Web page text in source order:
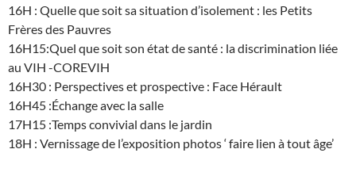
16H : Quelle que soit sa situation d’isolement : les Petits
Frères des Pauvres
16H15:Quel que soit son état de santé : la discrimination liée
au VIH -COREVIH
16H30 : Perspectives et prospective : Face Hérault
16H45 :Échange avec la salle
17H15 :Temps convivial dans le jardin
18H : Vernissage de l’exposition photos ‘ faire lien à tout âge’